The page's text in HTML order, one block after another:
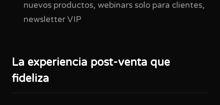
nuevos productos, webinars solo para clientes,
newsletter VIP
La experiencia post-venta que
fideliza